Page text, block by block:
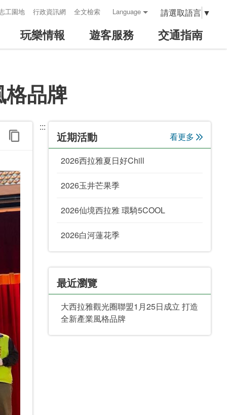
工園地 行政資訊網 全文檢索 Language 請選取語言 ▼
玩樂情報 遊客服務 交通指南
品牌
:::
近期活動 看更多
2026西拉雅夏日好Chill
2026玉井芒果季
2026仙境西拉雅 環騎5COOL
2026白河蓮花季
最近瀏覽
大西拉雅觀光圈聯盟1月25日成立 打造
全新產業風格品牌